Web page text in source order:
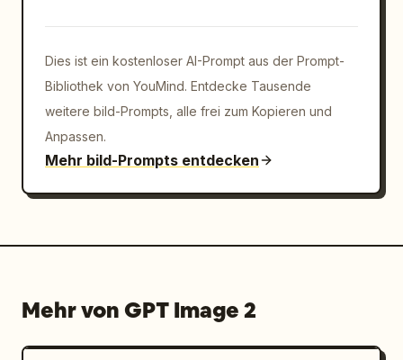
zusätzliche Accessoires, Texteinblendungen,
Logos, Wasserzeichen, doppelte Subjekte oder
unrealistische Kleiderphysik.
Dies ist ein kostenloser AI-Prompt aus der Prompt-
Bibliothek von YouMind. Entdecke Tausende
weitere bild-Prompts, alle frei zum Kopieren und
Anpassen.
Mehr bild-Prompts entdecken
Mehr von GPT Image 2